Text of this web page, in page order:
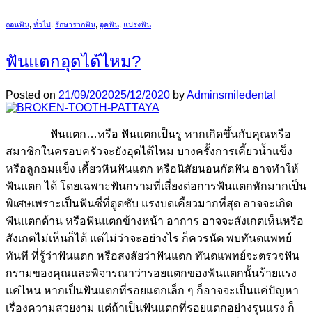
ถอนฟัน ทั่วไป รักษารากฟัน อุดฟัน แปรงฟัน
ฟันแตกอุดได้ไหม?
Posted on 21/09/202025/12/2020 byAdminsmiledental
ฟันแตก…หรือ ฟันแตกเป็นรู หากเกิดขึ้นกับคุณหรือ
สมาชิกในครอบครัวจะยังอุดได้ไหม บางครั้งการเคี้ยวน้ำแข็ง
หรือลูกอมแข็ง เคี้ยวหินฟันแตก หรือนิสัยนอนกัดฟัน อาจทำให้
ฟันแตก ได้ โดยเฉพาะฟันกรามที่เสี่ยงต่อการฟันแตกหักมากเป็น
พิเศษเพราะเป็นฟันซี่ที่ดูดซับ แรงบดเคี้ยวมากที่สุด อาจจะเกิด
ฟันแตกด้าน หรือฟันแตกข้างหน้า อาการ อาจจะสังเกตเห็นหรือ
สังเกตไม่เห็นก็ได้ แต่ไม่ว่าจะอย่างไร ก็ควรนัด พบทันตแพทย์
ทันที ที่รู้ว่าฟันแตก หรือสงสัยว่าฟันแตก ทันตแพทย์จะตรวจฟัน
กรามของคุณและพิจารณาว่ารอยแตกของฟันแตกนั้นร้ายแรง
แค่ไหน หากเป็นฟันแตกที่รอยแตกเล็ก ๆ ก็อาจจะเป็นแค่ปัญหา
เรื่องความสวยงาม แต่ถ้าเป็นฟันแตกที่รอยแตกอย่างรุนแรง ก็